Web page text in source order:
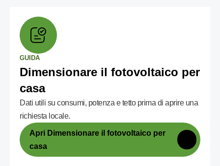
GUIDA
Dimensionare il fotovoltaico per
casa
Dati utili su consumi, potenza e tetto prima di aprire una
richiesta locale.
Apri Dimensionare il fotovoltaico per
casa